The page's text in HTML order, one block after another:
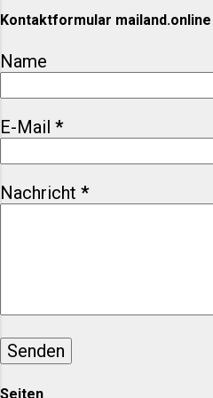
Ein kurzer
Via
19.
Mode.
Jahrhundert
das
Kontaktformular mailand.online
Name
E-Mail *
Nachricht *
Seiten